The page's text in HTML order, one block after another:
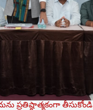
ప్రతిష్ఠాత్మకంగా తీసుకోండి